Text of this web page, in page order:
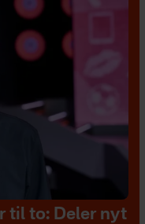
til to: Deler nyt